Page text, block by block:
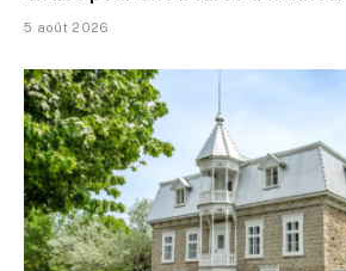
5 août 2026